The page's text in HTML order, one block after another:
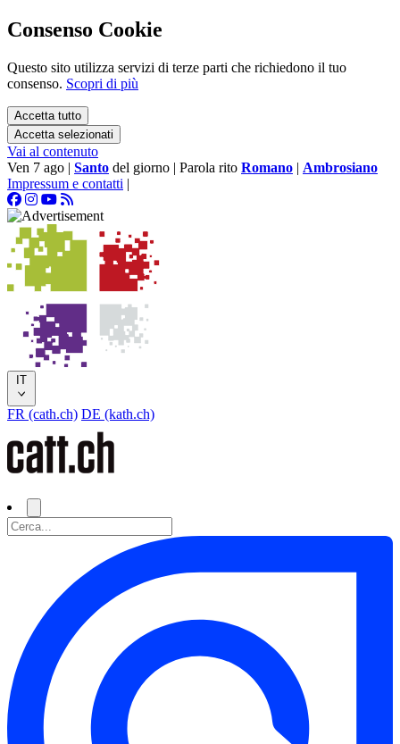
Consenso Cookie
Questo sito utilizza servizi di terze parti che richiedono il tuo
consenso. Scopri di più
Accetta tutto
Accetta selezionati
Vai al contenuto
Ven 7 ago | Santo del giorno | Parola rito Romano | Ambrosiano
Impressum e contatti |
IT
FR (cath.ch) DE (kath.ch)